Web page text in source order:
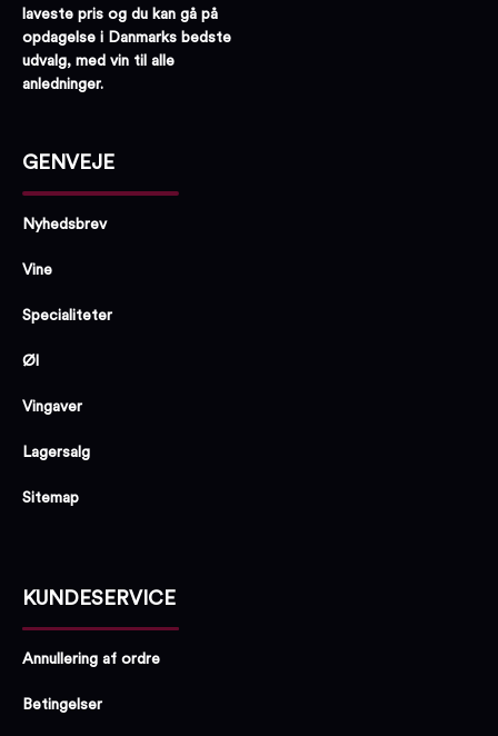
laveste pris og du kan gå på
opdagelse i Danmarks bedste
udvalg, med vin til alle
anledninger.
GENVEJE
Nyhedsbrev
Vine
Specialiteter
Øl
Vingaver
Lagersalg
Sitemap
KUNDESERVICE
Annullering af ordre
Betingelser